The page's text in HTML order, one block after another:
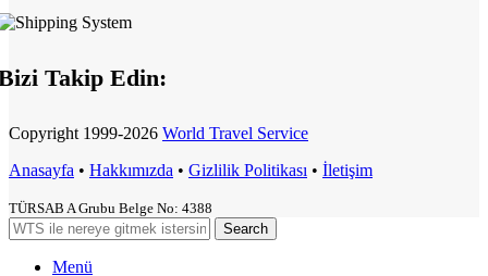
Takip Edin:
Copyright 1999-2026 World Travel Service
Anasayfa • Hakkımızda • Gizlilik Politikası • İletişim
TÜRSAB A Grubu Belge No: 4388
Search
Menü